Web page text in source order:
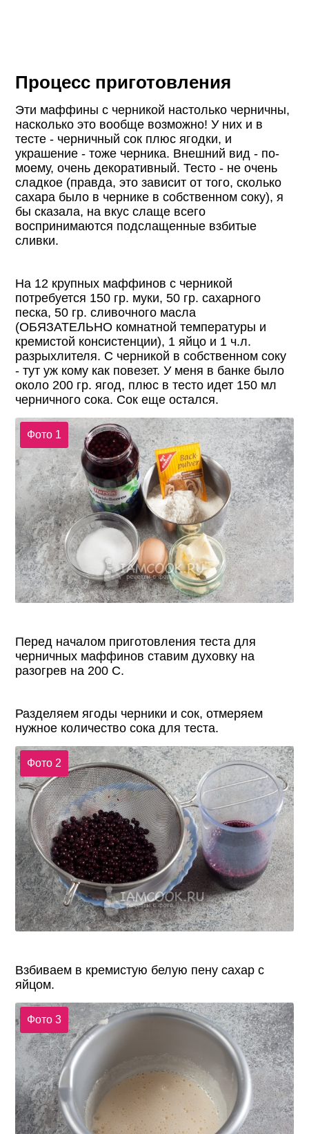
Процесс приготовления
Эти маффины с черникой настолько черничны,
насколько это вообще возможно! У них и в
тесте - черничный сок плюс ягодки, и
украшение - тоже черника. Внешний вид - по-
моему, очень декоративный. Тесто - не очень
сладкое (правда, это зависит от того, сколько
сахара было в чернике в собственном соку), я
бы сказала, на вкус слаще всего
воспринимаются подслащенные взбитые
сливки.
На 12 крупных маффинов с черникой
потребуется 150 гр. муки, 50 гр. сахарного
песка, 50 гр. сливочного масла
(ОБЯЗАТЕЛЬНО комнатной температуры и
кремистой консистенции), 1 яйцо и 1 ч.л.
разрыхлителя. С черникой в собственном соку
- тут уж кому как повезет. У меня в банке было
около 200 гр. ягод, плюс в тесто идет 150 мл
черничного сока. Сок еще остался.
Фото 1
Перед началом приготовления теста для
черничных маффинов ставим духовку на
разогрев на 200 С.
Разделяем ягоды черники и сок, отмеряем
нужное количество сока для теста.
Фото 2
Взбиваем в кремистую белую пену сахар с
яйцом.
Фото 3